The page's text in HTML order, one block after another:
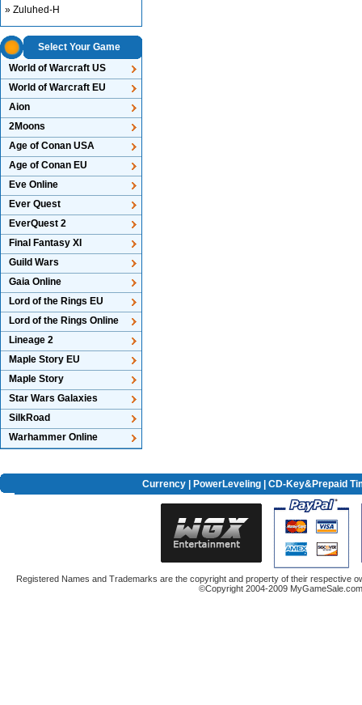
» Zuluhed-H
Select Your Game
World of Warcraft US
World of Warcraft EU
Aion
2Moons
Age of Conan USA
Age of Conan EU
Eve Online
Ever Quest
EverQuest 2
Final Fantasy XI
Guild Wars
Gaia Online
Lord of the Rings EU
Lord of the Rings Online
Lineage 2
Maple Story EU
Maple Story
Star Wars Galaxies
SilkRoad
Warhammer Online
Currency| PowerLeveling| CD-Key&Prepaid
Registered Names and Trademarks are the copyright and property of their respective
©Copyright 2004-2009